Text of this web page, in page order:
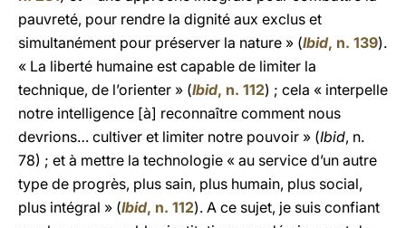
pauvreté, pour rendre la dignité aux exclus et
simultanément pour préserver la nature » (Ibid, n. 139).
« La liberté humaine est capable de limiter la
technique, de l’orienter » (Ibid, n. 112) ; cela « interpelle
notre intelligence [à] reconnaître comment nous
devrions… cultiver et limiter notre pouvoir » (Ibid, n.
78) ; et à mettre la technologie « au service d’un autre
type de progrès, plus sain, plus humain, plus social,
plus intégral » (Ibid, n. 112). A ce sujet, je suis confiant